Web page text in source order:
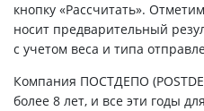
кнопку «Рассчитать».
носит предварительный
с учетом веса и типа
Компания ПОСТДЕПО
более 8 лет, и все эти годы